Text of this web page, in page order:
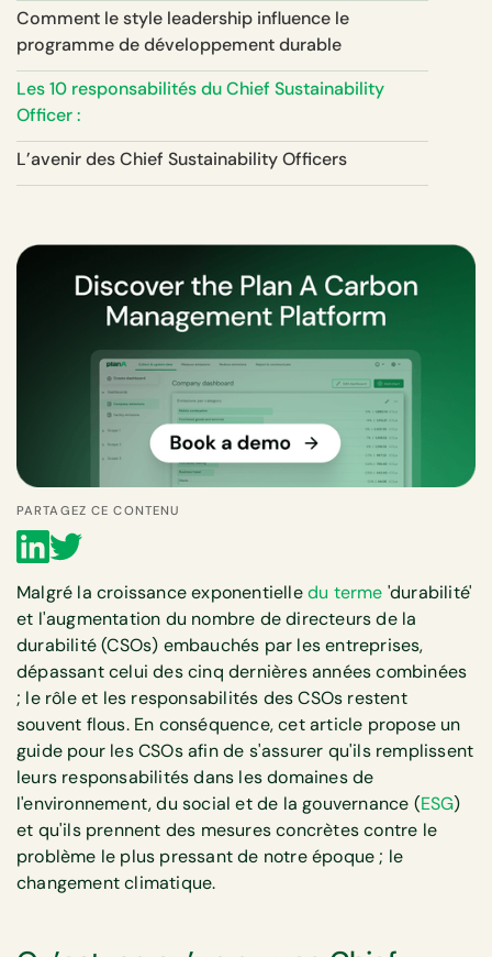
Comment le style leadership influence le
programme de développement durable
Les 10 responsabilités du Chief Sustainability
Officer :
L’avenir des Chief Sustainability Officers
PARTAGEZ CE CONTENU
Malgré la croissance exponentielledu terme 'durabilité'
et l'augmentation du nombre de directeurs de la
durabilité (CSOs) embauchés par les entreprises,
dépassant celui des cinq dernières années combinées
; le rôle et les responsabilités des CSOs restent
souvent flous. En conséquence, cet article propose un
guide pour les CSOs afin de s'assurer qu'ils remplissent
leurs responsabilités dans les domaines de
l'environnement, du social et de la gouvernance (ESG)
et qu'ils prennent des mesures concrètes contre le
problème le plus pressant de notre époque ; le
changement climatique.